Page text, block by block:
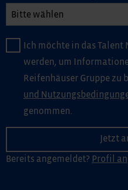
Ich möchte in das
werden, um
Reifenhäuser Gruppe zu
und
genommen.
Bereits angemeldet? Profil